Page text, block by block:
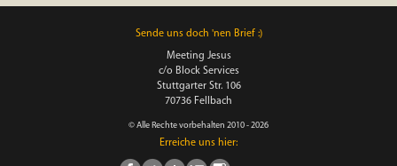
Sende uns doch 'nen Brief :)
Meeting Jesus
c/o Block Services
Stuttgarter Str. 106
70736 Fellbach
© Alle Rechte vorbehalten 2010 - 2026
Erreiche uns hier: